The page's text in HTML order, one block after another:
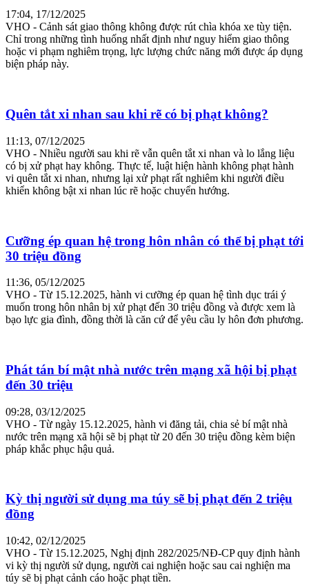
17:04, 17/12/2025
VHO - Cảnh sát giao thông không được rút chìa khóa xe tùy tiện.
Chỉ trong những tình huống nhất định như nguy hiểm giao thông
hoặc vi phạm nghiêm trọng, lực lượng chức năng mới được áp dụng
biện pháp này.
Quên tắt xi nhan sau khi rẽ có bị phạt không?
11:13, 07/12/2025
VHO - Nhiều người sau khi rẽ vẫn quên tắt xi nhan và lo lắng liệu
có bị xử phạt hay không. Thực tế, luật hiện hành không phạt hành
vi quên tắt xi nhan, nhưng lại xử phạt rất nghiêm khi người điều
khiển không bật xi nhan lúc rẽ hoặc chuyển hướng.
Cưỡng ép quan hệ trong hôn nhân có thể bị phạt tới
30 triệu đồng
11:36, 05/12/2025
VHO - Từ 15.12.2025, hành vi cưỡng ép quan hệ tình dục trái ý
muốn trong hôn nhân bị xử phạt đến 30 triệu đồng và được xem là
bạo lực gia đình, đồng thời là căn cứ để yêu cầu ly hôn đơn phương.
Phát tán bí mật nhà nước trên mạng xã hội bị phạt
đến 30 triệu
09:28, 03/12/2025
VHO - Từ ngày 15.12.2025, hành vi đăng tải, chia sẻ bí mật nhà
nước trên mạng xã hội sẽ bị phạt từ 20 đến 30 triệu đồng kèm biện
pháp khắc phục hậu quả.
Kỳ thị người sử dụng ma túy sẽ bị phạt đến 2 triệu
đồng
10:42, 02/12/2025
VHO - Từ 15.12.2025, Nghị định 282/2025/NĐ-CP quy định hành
vi kỳ thị người sử dụng, người cai nghiện hoặc sau cai nghiện ma
túy sẽ bị phạt cảnh cáo hoặc phạt tiền.